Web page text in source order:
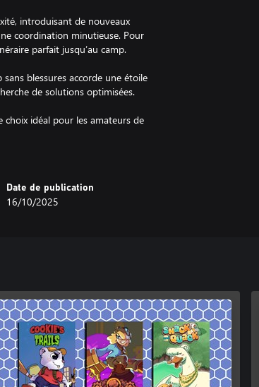
introduisant de nouveaux
coordination minutieuse. Pour
parfait jusqu’au camp.
blessures accorde une étoile
de solutions optimisées.
choix idéal pour les amateurs de
Date de publication
16/10/2025